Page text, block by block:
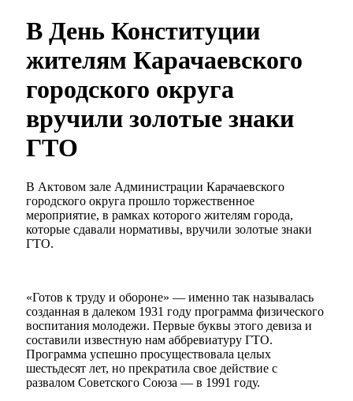
В День Конституции
жителям Карачаевского
городского округа
вручили золотые знаки
ГТО
В Актовом зале Администрации Карачаевского
городского округа прошло торжественное
мероприятие, в рамках которого жителям города,
которые сдавали нормативы, вручили золотые знаки
ГТО.
«Готов к труду и обороне» — именно так называлась
созданная в далеком 1931 году программа физического
воспитания молодежи. Первые буквы этого девиза и
составили известную нам аббревиатуру ГТО.
Программа успешно просуществовала целых
шестьдесят лет, но прекратила свое действие с
развалом Советского Союза — в 1991 году.